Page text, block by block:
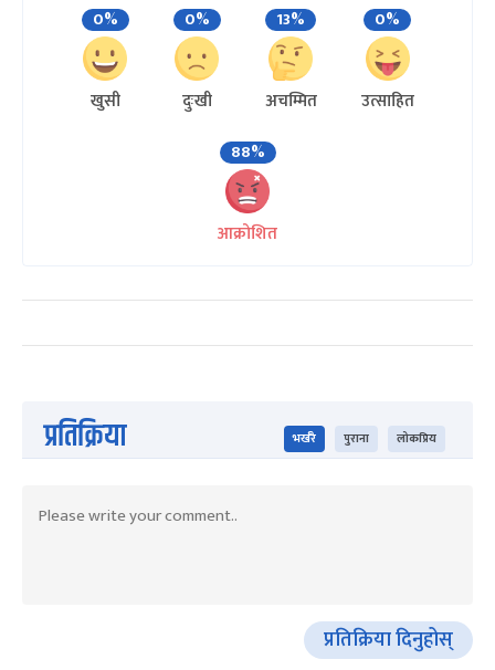
0%
खुसी
0%
दुःखी
13%
अचम्मित
0%
उत्साहित
88%
आक्रोशित
प्रतिक्रिया भर्खरै पुराना लोकप्रिय
प्रतिक्रिया दिनुहोस्